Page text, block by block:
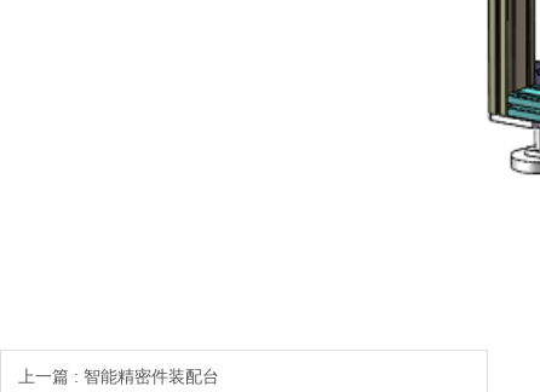
上一篇 : 智能精密件装配台